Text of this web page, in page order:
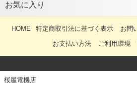
お気に入り
HOME 特定商取引法に基づく表示 お問
お支払い方法
ご利用環境
桜屋電機店